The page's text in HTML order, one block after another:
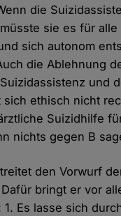
die
sie es für alle
sich autonom
die Ablehnung
und
sich ethisch nicht
Suizidhilfe
nichts gegen B
den Vorwurf
bringt er vor
Es lasse sich